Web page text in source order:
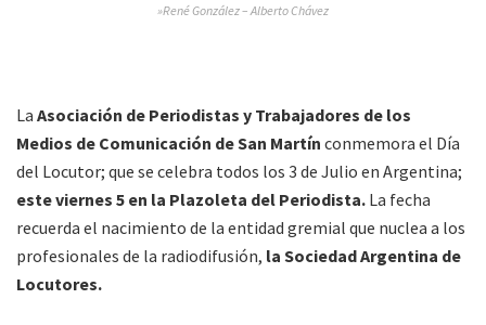
»René González – Alberto Chávez
La Asociación de Periodistas y Trabajadores de los
Medios de Comunicación de San Martín conmemora el Día
del Locutor; que se celebra todos los 3 de Julio en Argentina;
este viernes 5 en la Plazoleta del Periodista. La fecha
recuerda el nacimiento de la entidad gremial que nuclea a los
profesionales de la radiodifusión, la Sociedad Argentina de
Locutores.